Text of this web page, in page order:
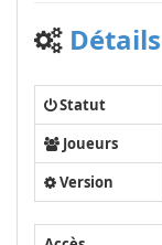
Statut
Joueurs
Version